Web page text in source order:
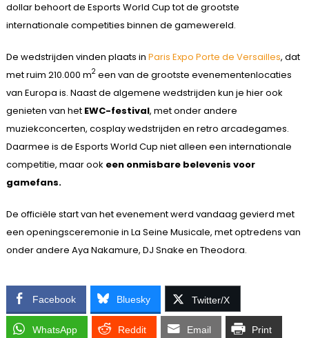
dollar behoort de Esports World Cup tot de grootste
internationale competities binnen de gamewereld.
De wedstrijden vinden plaats in Paris Expo Porte de Versailles, dat
met ruim 210.000 m2een van de grootste evenementenlocaties
van Europa is. Naast de algemene wedstrijden kun je hier ook
genieten van het EWC-festival, met onder andere
muziekconcerten, cosplay wedstrijden en retro arcadegames.
Daarmee is de Esports World Cup niet alleen een internationale
competitie, maar ook een onmisbare belevenis voor
gamefans.
De officiële start van het evenement werd vandaag gevierd met
een openingsceremonie in La Seine Musicale, met optredens van
onder andere Aya Nakamure, DJ Snake en Theodora.
Facebook Bluesky Twitter/X
WhatsApp Reddit Email Print